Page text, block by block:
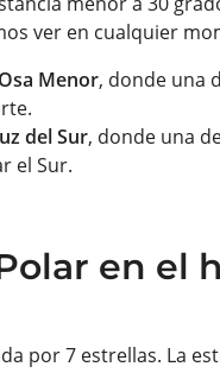
ver en cualquier
Osa Menor, donde una
del Sur, donde una
el Sur.
en el
por 7 estrellas. La